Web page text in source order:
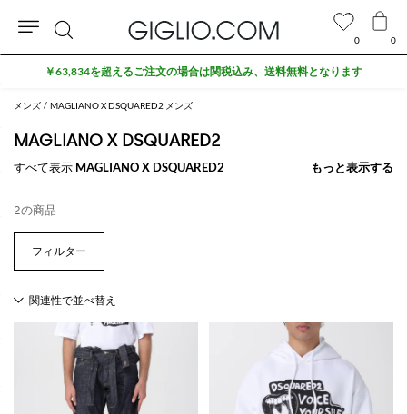
メンズ MAGLIANO X DSQUARED2 メンズ
MAGLIANO X DSQUARED2
すべて表示 MAGLIANO X DSQUARED2 もっと表示する
もっと表示する
2の商品
0 0
検
索
￥63,834を超えるご注文の場合は関税込み、送料無料となります